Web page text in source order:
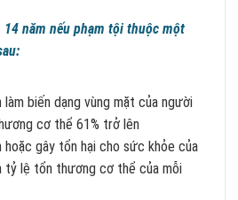
năm nếu phạm tội thuộc một
biến dạng vùng mặt của người
cơ thể 61% trở lên
gây tổn hại cho sức khỏe của
tỷ lệ tổn thương cơ thể của mỗi